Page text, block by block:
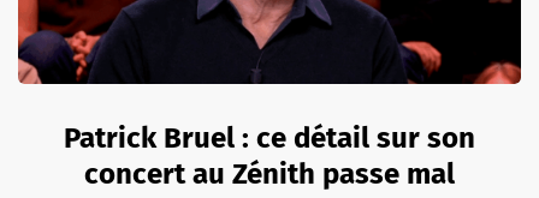
Patrick Bruel : ce détail sur son
concert au Zénith passe mal